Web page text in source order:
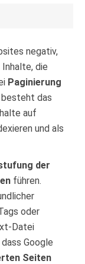
negativ,
die
Paginierung
besteht das
auf
und als
der
führen.
oder
Datei
Google
Seiten